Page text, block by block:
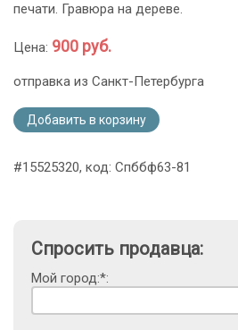
печати. Гравюра на дереве.
Цена: 900 руб.
отправка из Санкт-Петербурга
Добавить в корзину
#15525320, код: Спббф63-81
Спросить продавца:
Мой город:*: